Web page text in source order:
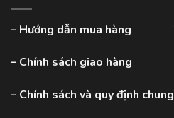
– Hướng dẫn mua hàng
– Chính sách giao hàng
– Chính sách và quy định chung